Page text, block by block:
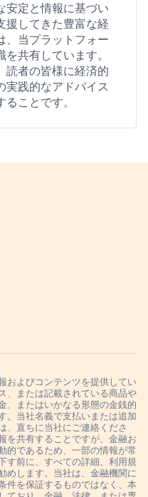
安定と情報に基づい
援してきた豊富な経
、当プラットフォー
共有しています。
読者の皆様に経済的
実践的なアドバイス
ことです。
およびコンテンツを提供してい
、または記載されている商品や
、またはいかなる形態の金銭的
。当社名義で支払いまたは追加
、直ちに当社にご連絡くださ
を共有することですが、金融お
的であるため、一部の情報が常
す前に、すべての詳細、利用規
めします。当社は、金融機関に
件を保証するものではなく、本